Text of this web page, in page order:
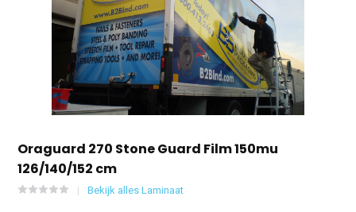
Oraguard 270 Stone Guard Film 150mu
126/140/152 cm
Bekijk alles Laminaat